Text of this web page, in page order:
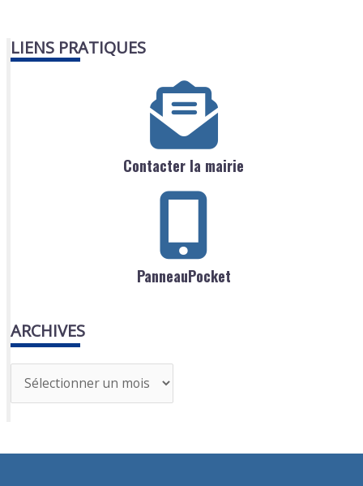
LIENS PRATIQUES
Contacter la mairie
PanneauPocket
ARCHIVES
r
h